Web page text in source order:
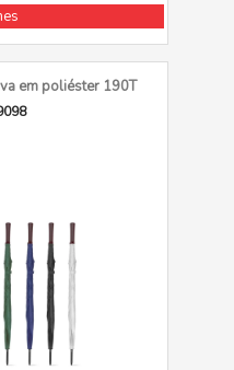
em poliéster 190T